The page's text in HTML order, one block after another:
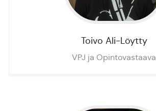
Toivo Ali-Löytty
VPJ ja Opintovastaava